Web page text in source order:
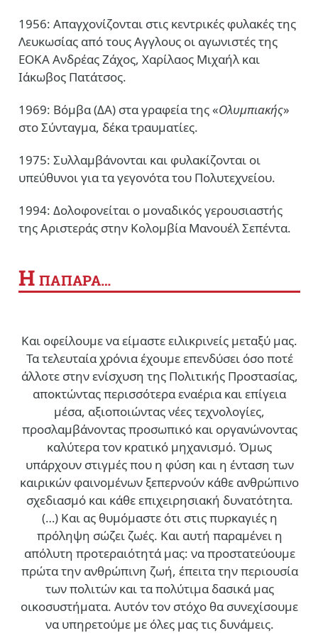
1956: Απαγχονίζονται στις κεντρικές φυλακές της
Λευκωσίας από τους Αγγλους οι αγωνιστές της
ΕΟΚΑ Ανδρέας Ζάχος, Χαρίλαος Μιχαήλ και
Ιάκωβος Πατάτσος.
1969: Βόμβα (ΔΑ) στα γραφεία της «Ολυμπιακής»
στο Σύνταγμα, δέκα τραυματίες.
1975: Συλλαμβάνονται και φυλακίζονται οι
υπεύθυνοι για τα γεγονότα του Πολυτεχνείου.
1994: Δολοφονείται ο μοναδικός γερουσιαστής
της Αριστεράς στην Κολομβία Μανουέλ Σεπέντα.
Η ΠΑΠΑΡΑ…
Και οφείλουμε να είμαστε ειλικρινείς μεταξύ μας.
Τα τελευταία χρόνια έχουμε επενδύσει όσο ποτέ
άλλοτε στην ενίσχυση της Πολιτικής Προστασίας,
αποκτώντας περισσότερα εναέρια και επίγεια
μέσα, αξιοποιώντας νέες τεχνολογίες,
προσλαμβάνοντας προσωπικό και οργανώνοντας
καλύτερα τον κρατικό μηχανισμό. Όμως
υπάρχουν στιγμές που η φύση και η ένταση των
καιρικών φαινομένων ξεπερνούν κάθε ανθρώπινο
σχεδιασμό και κάθε επιχειρησιακή δυνατότητα.
(…) Και ας θυμόμαστε ότι στις πυρκαγιές η
πρόληψη σώζει ζωές. Και αυτή παραμένει η
απόλυτη προτεραιότητά μας: να προστατεύουμε
πρώτα την ανθρώπινη ζωή, έπειτα την περιουσία
των πολιτών και τα πολύτιμα δασικά μας
οικοσυστήματα. Αυτόν τον στόχο θα συνεχίσουμε
να υπηρετούμε με όλες μας τις δυνάμεις.